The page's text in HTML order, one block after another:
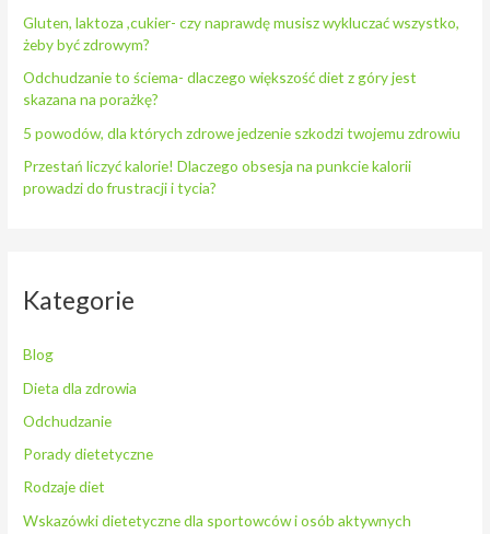
Gluten, laktoza ,cukier- czy naprawdę musisz wykluczać wszystko,
żeby być zdrowym?
Odchudzanie to ściema- dlaczego większość diet z góry jest
skazana na porażkę?
5 powodów, dla których zdrowe jedzenie szkodzi twojemu zdrowiu
Przestań liczyć kalorie! Dlaczego obsesja na punkcie kalorii
prowadzi do frustracji i tycia?
Kategorie
Blog
Dieta dla zdrowia
Odchudzanie
Porady dietetyczne
Rodzaje diet
Wskazówki dietetyczne dla sportowców i osób aktywnych